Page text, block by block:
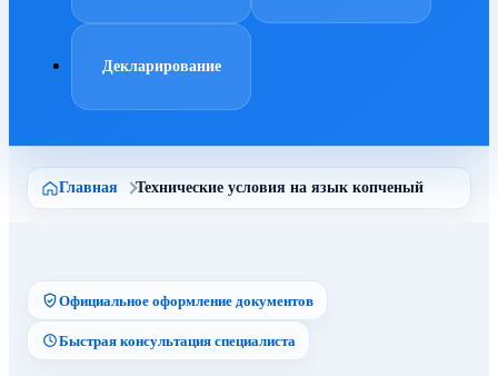
Декларирование
Главная Технические условия на язык копченый
Официальное оформление документов
Быстрая консультация специалиста